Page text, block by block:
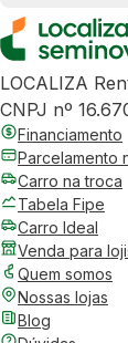
LOCALIZA
CNPJ nº
Financiamento
Parcelamento
Carro na troca
Tabela Fipe
Carro Ideal
Venda para
Quem somos
Nossas lojas
Blog